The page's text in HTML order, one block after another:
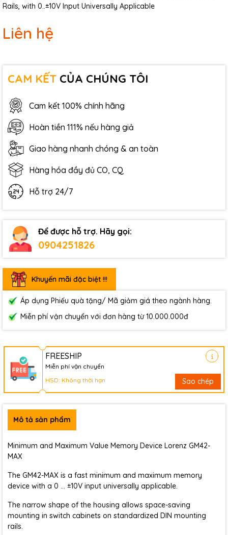
Rails, with 0..±10V Input Universally Applicable
Liên hệ
CAM KẾT CỦA CHÚNG TÔI
Cam kết 100% chính hãng
Hoàn tiền 111% nếu hàng giả
Giao hàng nhanh chóng & an toàn
Hàng hóa đầy đủ CO, CQ
Hỗ trợ 24/7
Để được hỗ trợ. Hãy gọi:
0904251826
Khuyến mãi đặc biệt !!!
Áp dụng Phiếu quà tặng/ Mã giảm giá theo ngành hàng.
Miễn phí vận chuyển với đơn hàng từ 10.000.000đ
FREESHIP
Miễn phí vận chuyển
HSD: Không thời hạn
Sao chép
Mô tả sản phẩm
Minimum and Maximum Value Memory Device Lorenz GM42-
MAX
The GM42-MAX is a fast minimum and maximum memory
device with a 0 ... ±10V input universally applicable.
The narrow shape of the housing allows space-saving
mounting in switch cabinets on standardized DIN mounting
rails.